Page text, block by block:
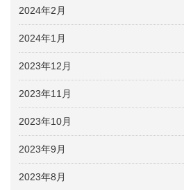
2024年2月
2024年1月
2023年12月
2023年11月
2023年10月
2023年9月
2023年8月